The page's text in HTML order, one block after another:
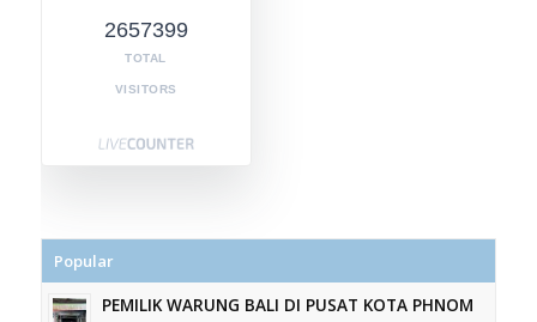
2657399
TOTAL
VISITORS
Popular
PEMILIK WARUNG BALI DI PUSAT KOTA PHNOM